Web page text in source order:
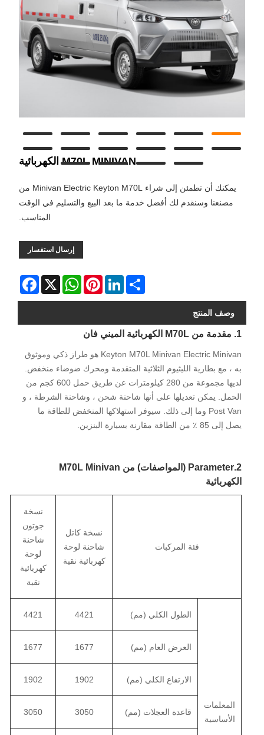
M70L MINIVAN الكهربائية
يمكنك أن تطمئن إلى شراء Minivan Electric Keyton M70L من
مصنعنا وسنقدم لك أفضل خدمة ما بعد البيع والتسليم في الوقت
المناسب.
إرسال استفسار
Facebook X
WhatsAppPinterestLinkedInShare
وصف المنتج
1. مقدمة من M70L الكهربائية الميني فان
Keyton M70L Minivan Electric Minivan هو طراز ذكي وموثوق
به ، مع بطارية الليثيوم الثلاثية المتقدمة ومحرك ضوضاء منخفض.
لديها مجموعة من 280 كيلومترات عن طريق حمل 600 كجم من
الحمل. يمكن تعديلها على أنها شاحنة شحن ، وشاحنة الشرطة ، و
Post Van وما إلى ذلك. سيوفر استهلاكها المنخفض للطاقة ما
يصل إلى 85 ٪ من الطاقة مقارنة بسيارة البنزين.
2.Parameter (المواصفات) من M70L Minivan
الكهربائية
فئة المركبات
نسخة كاتل
شاحنة لوحة
كهربائية نقية
نسخة
جوتون
شاحنة
لوحة
كهربائية
نقية
المعلمات
الأساسية
الطول الكلي (مم) 4421
4421
العرض العام (مم) 1677
1677
الارتفاع الكلي (مم) 1902
1902
قاعدة العجلات (مم) 3050
3050